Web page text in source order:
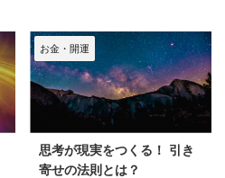
お金・開運
思考が現実をつくる！ 引き
寄せの法則とは？